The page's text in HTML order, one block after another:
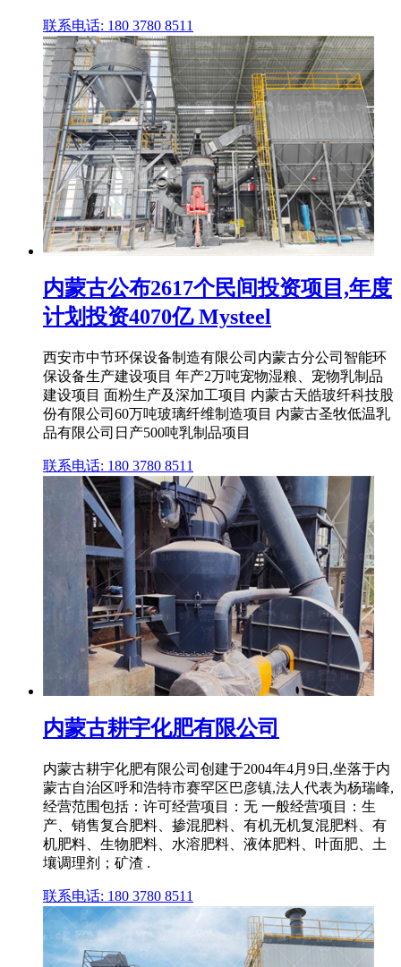
联系电话: 180 3780 8511
内蒙古公布2617个民间投资项目,年度
计划投资4070亿 Mysteel
西安市中节环保设备制造有限公司内蒙古分公司智能环
保设备生产建设项目 年产2万吨宠物湿粮、宠物乳制品
建设项目 面粉生产及深加工项目 内蒙古天皓玻纤科技股
份有限公司60万吨玻璃纤维制造项目 内蒙古圣牧低温乳
品有限公司日产500吨乳制品项目
联系电话: 180 3780 8511
内蒙古耕宇化肥有限公司
内蒙古耕宇化肥有限公司创建于2004年4月9日,坐落于内
蒙古自治区呼和浩特市赛罕区巴彦镇,法人代表为杨瑞峰,
经营范围包括：许可经营项目：无 一般经营项目：生
产、销售复合肥料、掺混肥料、有机无机复混肥料、有
机肥料、生物肥料、水溶肥料、液体肥料、叶面肥、土
壤调理剂；矿渣 .
联系电话: 180 3780 8511